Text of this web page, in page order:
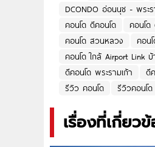
DCONDO อ่อนนุช - พระ
คอนโด ดีคอนโด
คอนโ
คอนโด สวนหลวง
คอน
คอนโด ใกล้ Airport Link
ดีคอนโด พระรามเก้า
ดี
รีวิว คอนโด
รีวิวคอนโด
เรื่องที่เกี่ยว